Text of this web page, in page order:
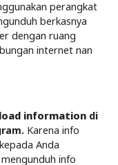
perangkat
berkasnya
dengan ruang
internet nan
information di
Karena info
Anda
info